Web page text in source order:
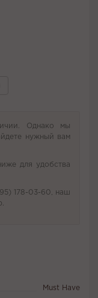
Однако мы
нужный вам
для удобства
178-03-60, наш
Must Have